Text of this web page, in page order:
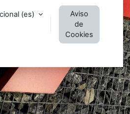
‎(es)‎
Aviso
de
Cookies